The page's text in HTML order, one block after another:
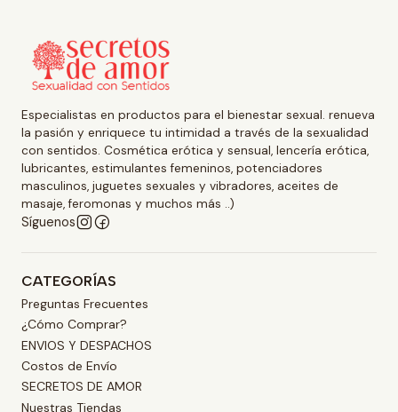
Especialistas en productos para el bienestar sexual. renueva
la pasión y enriquece tu intimidad a través de la sexualidad
con sentidos. Cosmética erótica y sensual, lencería erótica,
lubricantes, estimulantes femeninos, potenciadores
masculinos, juguetes sexuales y vibradores, aceites de
masaje, feromonas y muchos más ..)
Síguenos
CATEGORÍAS
Preguntas Frecuentes
¿Cómo Comprar?
ENVIOS Y DESPACHOS
Costos de Envío
SECRETOS DE AMOR
Nuestras Tiendas